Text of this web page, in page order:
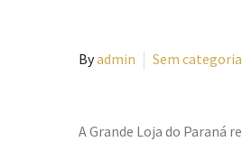
Byadmin Sem categoria
A Grande Loja do Paraná